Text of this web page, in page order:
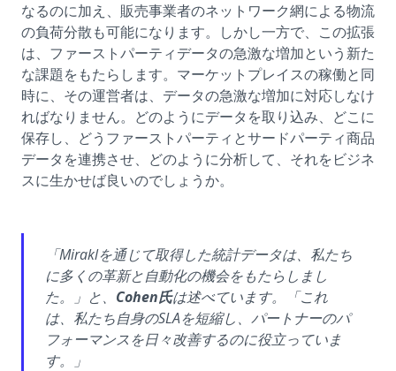
なるのに加え、販売事業者のネットワーク網による物流
の負荷分散も可能になります。しかし一方で、この拡張
は、ファーストパーティデータの急激な増加という新た
な課題をもたらします。マーケットプレイスの稼働と同
時に、その運営者は、データの急激な増加に対応しなけ
ればなりません。どのようにデータを取り込み、どこに
保存し、どうファーストパーティとサードパーティ商品
データを連携させ、どのように分析して、それをビジネ
スに生かせば良いのでしょうか。
「Miraklを通じて取得した統計データは、私たち
に多くの革新と自動化の機会をもたらしまし
た。」と、 Cohen氏は述べています。「これ
は、私たち自身のSLAを短縮し、パートナーのパ
フォーマンスを日々改善するのに役立っていま
す。」